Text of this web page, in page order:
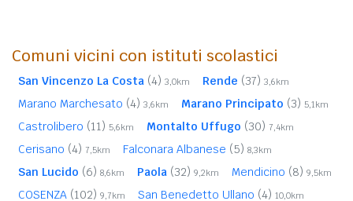
Comuni vicini con istituti scolastici
San Vincenzo La Costa (4) 3,0km Rende (37) 3,6km
Marano Marchesato (4) 3,6km Marano Principato (3) 5,1km
Castrolibero (11) 5,6km Montalto Uffugo (30) 7,4km
Cerisano (4) 7,5km Falconara Albanese (5) 8,3km
San Lucido (6) 8,6km Paola (32) 9,2km Mendicino (8) 9,5km
COSENZA (102) 9,7km San Benedetto Ullano (4) 10,0km